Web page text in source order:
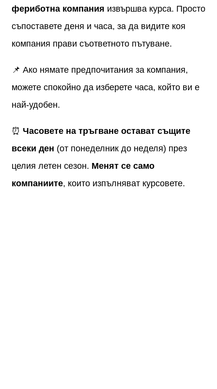
фериботна компания извършва курса. Просто
съпоставете деня и часа, за да видите коя
компания прави съответното пътуване.
📌 Ако нямате предпочитания за компания,
можете спокойно да изберете часа, който ви е
най-удобен.
⏰ Часовете на тръгване остават същите
всеки ден (от понеделник до неделя) през
целия летен сезон. Менят се само
компаниите, които изпълняват курсовете.